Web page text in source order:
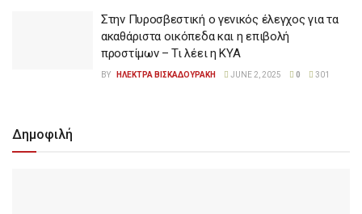
Στην Πυροσβεστική ο γενικός έλεγχος για τα
ακαθάριστα οικόπεδα και η επιβολή
προστίμων – Τι λέει η ΚΥΑ
BY ΗΛΕΚΤΡΑ ΒΙΣΚΑΔΟΥΡΑΚΗ JUNE 2, 2025 0 301
Δημοφιλή